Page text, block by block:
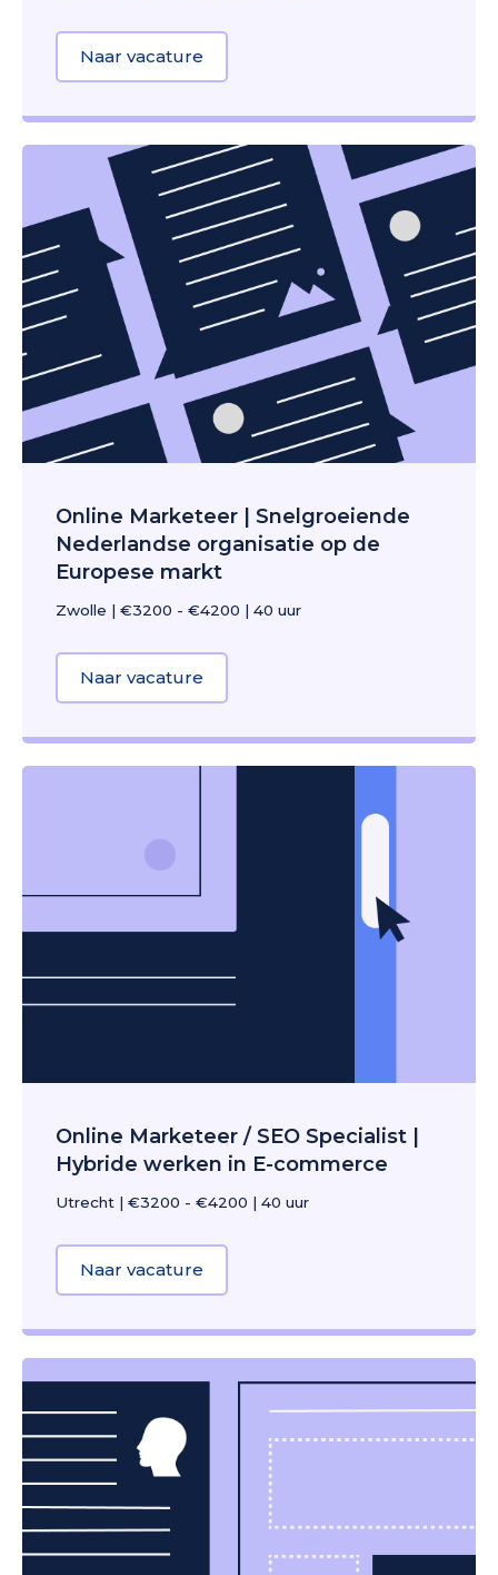
Naar vacature
Online Marketeer | Snelgroeiende
Nederlandse organisatie op de
Europese markt
Zwolle | €3200 - €4200 | 40 uur
Naar vacature
Online Marketeer / SEO Specialist |
Hybride werken in E-commerce
Utrecht | €3200 - €4200 | 40 uur
Naar vacature